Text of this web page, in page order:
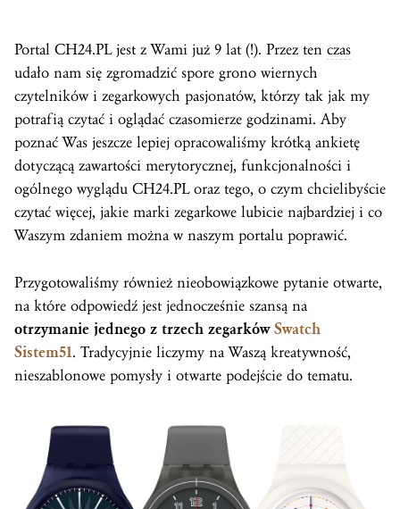
Portal CH24.PL jest z Wami już 9 lat (!). Przez ten czas
udało nam się zgromadzić spore grono wiernych
czytelników i zegarkowych pasjonatów, którzy tak jak my
potrafią czytać i oglądać czasomierze godzinami. Aby
poznać Was jeszcze lepiej opracowaliśmy krótką ankietę
dotyczącą zawartości merytorycznej, funkcjonalności i
ogólnego wyglądu CH24.PL oraz tego, o czym chcielibyście
czytać więcej, jakie marki zegarkowe lubicie najbardziej i co
Waszym zdaniem można w naszym portalu poprawić.
Przygotowaliśmy również nieobowiązkowe pytanie otwarte,
na które odpowiedź jest jednocześnie szansą na
otrzymanie jednego z trzech zegarkówSwatch
Sistem51. Tradycyjnie liczymy na Waszą kreatywność,
nieszablonowe pomysły i otwarte podejście do tematu.